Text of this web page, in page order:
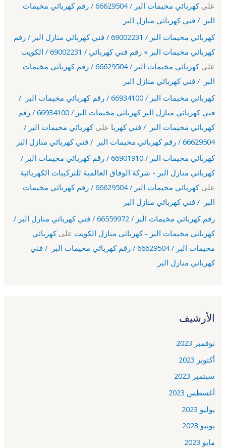
على
كهربائي مخيمات البر / 66629504 / رقم كهربائي مخيمات
البر / فني كهربائي منازل البر
كهربائي مخيمات البر / 69002231 / فني كهربائي منازل البر / رقم
كهربائي مخيمات البر » رقم فني كهربائي / 69002231 / الكويت
على
كهربائي مخيمات البر / 66629504 / رقم كهربائي مخيمات
البر / فني كهربائي منازل البر
كهربائي مخيمات البر / 66934100 / رقم كهربائي مخيمات البر /
فني كهربائي منازل البر كهربائي مخيمات البر / 66934100 / رقم
كهربائي مخيمات البر / فني كهربا علىكهربائي مخيمات البر /
66629504 / رقم كهربائي مخيمات البر / فني كهربائي منازل البر
كهربائي مخيمات البر / 66901910 / رقم كهربائي مخيمات البر /
كهربائي منازل البر - شركة الوفاق العالمية للتركيبات الكهربائية
على
كهربائي مخيمات البر / 66629504 / رقم كهربائي مخيمات
البر / فني كهربائي منازل البر
رقم كهربائي مخيمات البر / 66559972 / فني كهربائي منازل البر /
كهربائي مخيمات البر - كهربائى منازل الكويت علىكهربائي
مخيمات البر / 66629504 / رقم كهربائي مخيمات البر / فني
كهربائي منازل البر
الأرشيف
نوفمبر 2023
أكتوبر 2023
سبتمبر 2023
أغسطس 2023
يوليو 2023
يونيو 2023
مايو 2023